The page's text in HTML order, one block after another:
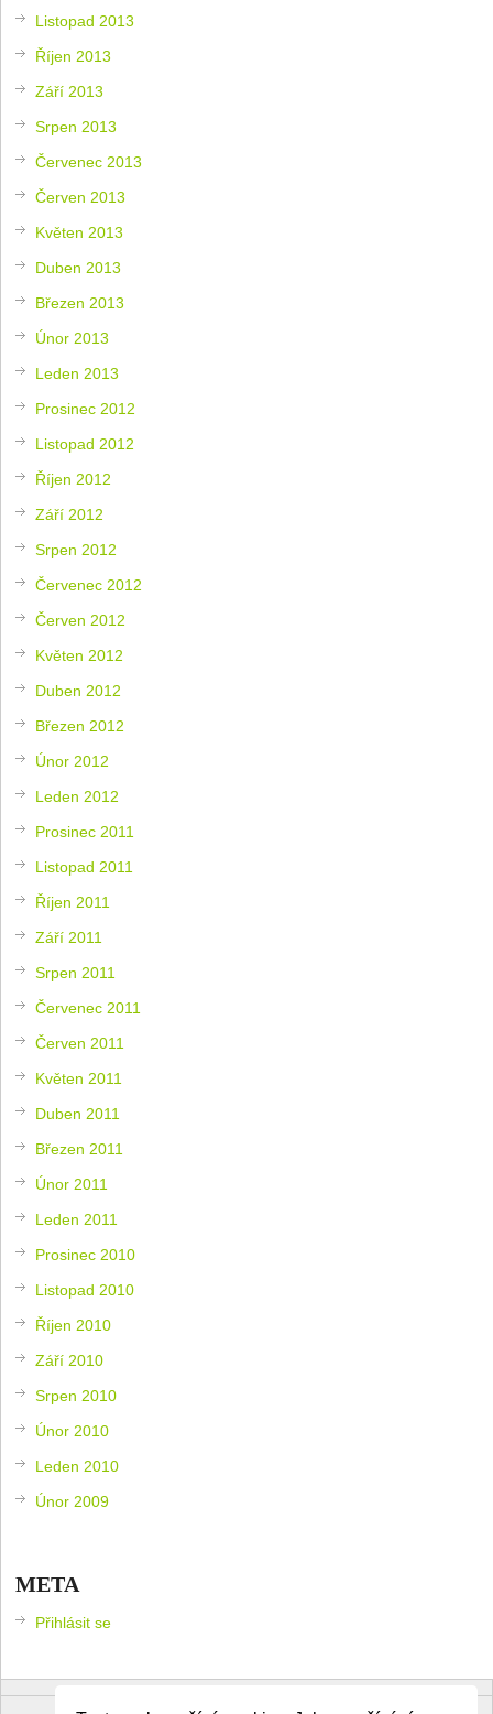
Listopad 2013
Říjen 2013
Září 2013
Srpen 2013
Červenec 2013
Červen 2013
Květen 2013
Duben 2013
Březen 2013
Únor 2013
Leden 2013
Prosinec 2012
Listopad 2012
Říjen 2012
Září 2012
Srpen 2012
Červenec 2012
Červen 2012
Květen 2012
Duben 2012
Březen 2012
Únor 2012
Leden 2012
Prosinec 2011
Listopad 2011
Říjen 2011
Září 2011
Srpen 2011
Červenec 2011
Červen 2011
Květen 2011
Duben 2011
Březen 2011
Únor 2011
Leden 2011
Prosinec 2010
Listopad 2010
Říjen 2010
Září 2010
Srpen 2010
Únor 2010
Leden 2010
Únor 2009
META
Přihlásit se